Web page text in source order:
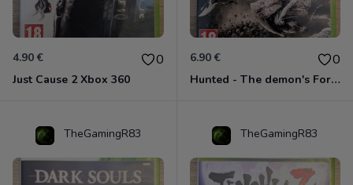
4.90 € 0
Just Cause 2 Xbox 360
6.90 € 0
Hunted - The demon's Forge Xbox 360 (Complet CIB)
TheGamingR83 TheGamingR83